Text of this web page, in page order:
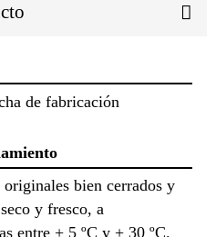
de fabricación
originales bien cerrados y
y fresco, a
entre + 5 ºC y + 30 ºC.